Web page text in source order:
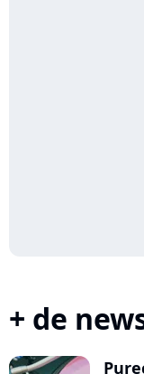
+ de